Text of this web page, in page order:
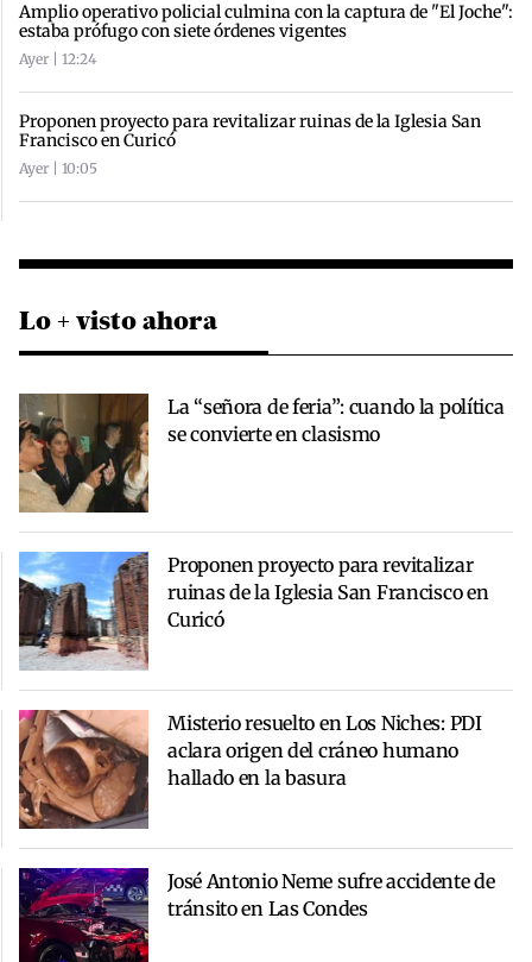
Amplio operativo policial culmina con la captura de "El Joche":
estaba prófugo con siete órdenes vigentes
Ayer | 12:24
Proponen proyecto para revitalizar ruinas de la Iglesia San
Francisco en Curicó
Ayer | 10:05
Lo + visto ahora
La “señora de feria”: cuando la política
se convierte en clasismo
Proponen proyecto para revitalizar
ruinas de la Iglesia San Francisco en
Curicó
Misterio resuelto en Los Niches: PDI
aclara origen del cráneo humano
hallado en la basura
José Antonio Neme sufre accidente de
tránsito en Las Condes